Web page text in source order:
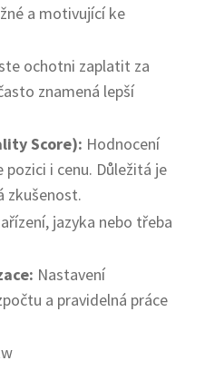
a motivující ke
ochotni zaplatit za
znamená lepší
Score): Hodnocení
i cenu. Důležitá je
zkušenost.
jazyka nebo třeba
Nastavení
a pravidelná práce